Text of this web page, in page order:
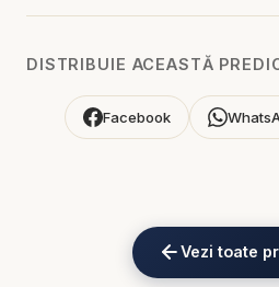
poporul lui Dumnezeu se afla
cere un act care, privit
lor de a ieși singuri din Egipt.
ascultare și credință în ceea
DISTRIBUIE ACEASTĂ
Facebook
Vezi toate